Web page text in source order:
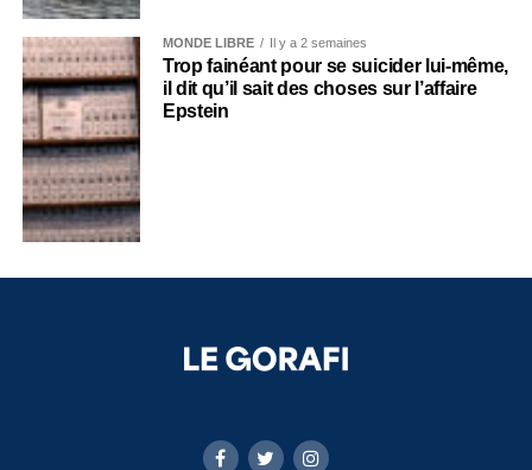
MONDE LIBRE Il y a 2 semaines
Trop fainéant pour se suicider lui-même,
il dit qu’il sait des choses sur l’affaire
Epstein